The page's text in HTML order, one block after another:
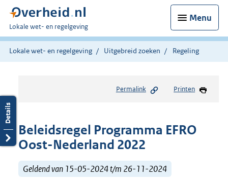
Menu
U
bent
hier:
Lokale wet- en regelgeving
Lokale wet- en regelgeving Uitgebreid zoeken Regeling
Permalink Printen
Beleidsregel Programma EFRO
Oost-Nederland 2022
Geldend van 15-05-2024 t/m 26-11-2024